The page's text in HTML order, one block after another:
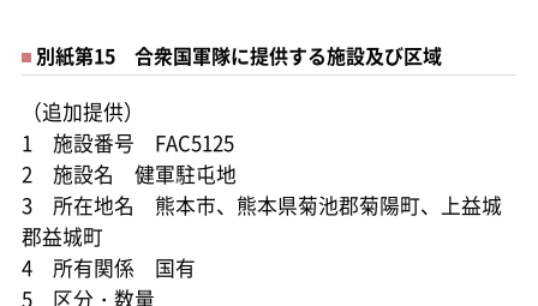
別紙第15 合衆国軍隊に提供する施設及び区域
（追加提供）
1 施設番号 FAC5125
2 施設名 健軍駐屯地
3 所在地名 熊本市、熊本県菊池郡菊陽町、上益城
郡益城町
4 所有関係 国有
5 区分・数量